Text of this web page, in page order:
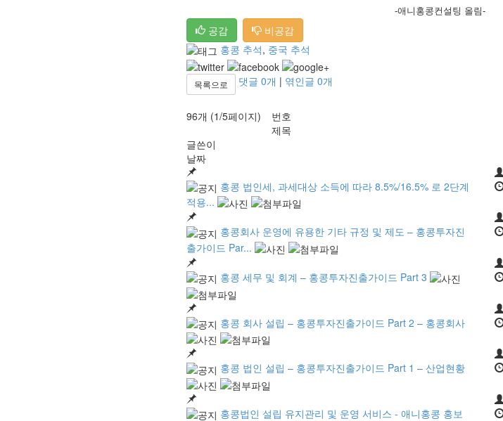
-애니홍콩컨설팅 올림-
공감
비공감
홍콩 추석, 중국 추석
목록으로 댓글 0개 | 엮인글 0개
96개 (1/5페이지)
번호
제목
글쓴이
날짜
홍콩 법인세, 과세대상 소득에 따라 8.5%/16.5% 로 2단계
적용...
홍콩회사 운영에 유용한 기타 규정 및 제도 – 홍콩투자진
출가이드 Par...
홍콩 세무 및 회계 – 홍콩투자진출가이드 Part 3
홍콩 회사 설립 – 홍콩투자진출가이드 Part 2 – 홍콩회사
홍콩 법인 설립 – 홍콩투자진출가이드 Part 1 – 산업현황
홍콩법인 설립 유지관리 및 운영 서비스 - 애니홍콩 홍보